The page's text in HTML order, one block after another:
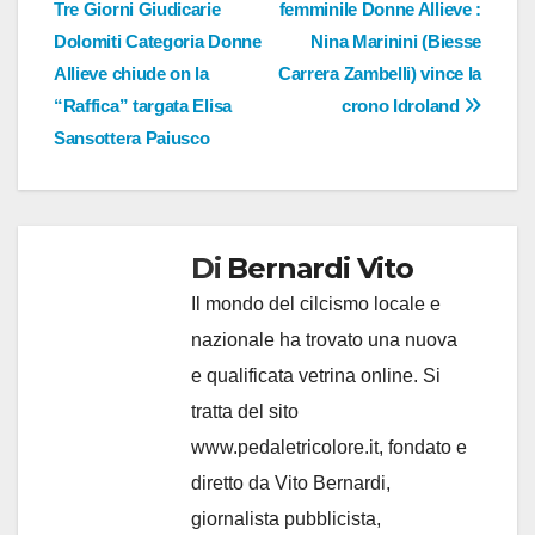
femminile Donne Allieve :
Nina Marinini (Biesse
Carrera Zambelli) vince la
crono Idroland
Tre Giorni Giudicarie
Dolomiti Categoria Donne
Allieve chiude on la
“Raffica” targata Elisa
Sansottera Paiusco
Di Bernardi Vito
Il mondo del cilcismo locale e
nazionale ha trovato una nuova
e qualificata vetrina online. Si
tratta del sito
www.pedaletricolore.it, fondato e
diretto da Vito Bernardi,
giornalista pubblicista,